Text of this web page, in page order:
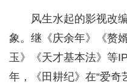
风生水起的影视改
象。继《庆余年》《赘
玉》《天才基本法》等
年，《田耕纪》在“爱奇